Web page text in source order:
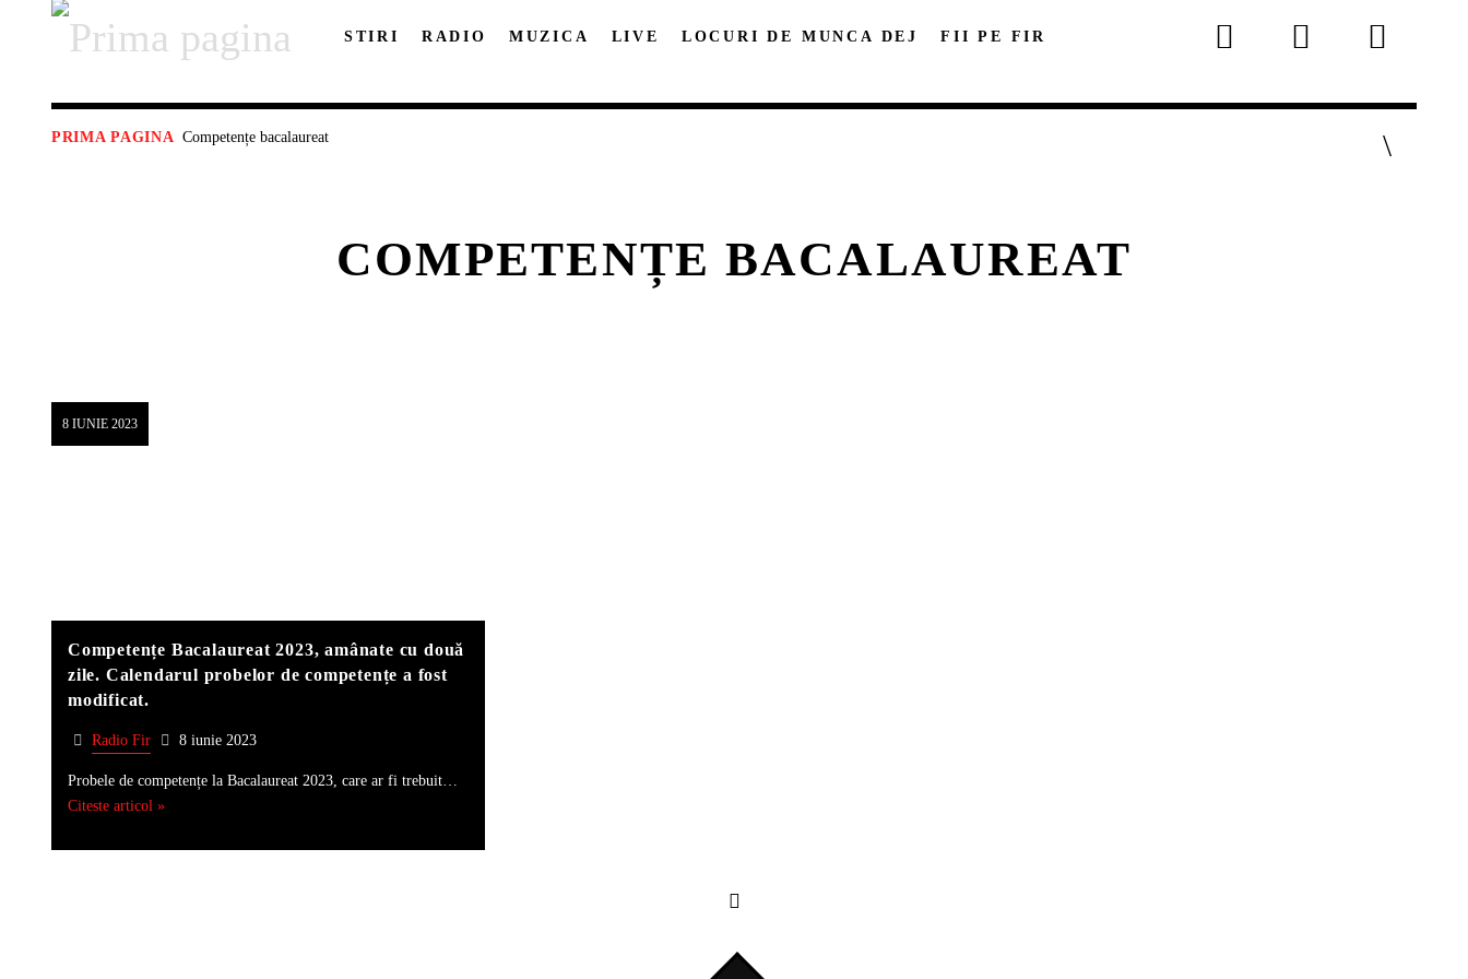
STIRI RADIO MUZICA LIVE LOCURI DE MUNCA DEJ FII PE FIR
CAUTA IN SITE:
DISTRIBUIE PAGINA PE:
PRIMA PAGINA Competențe bacalaureat
COMPETENȚE BACALAUREAT
8 IUNIE 2023
Competențe Bacalaureat 2023, amânate cu două
zile. Calendarul probelor de competențe a fost
modificat.
Radio Fir 8 iunie 2023
Probele de competențe la Bacalaureat 2023, care ar fi trebuit…
Citeste articol »